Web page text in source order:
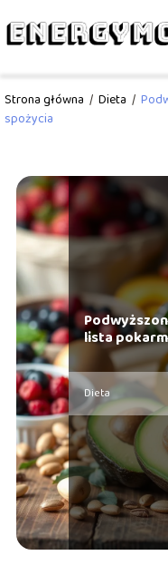
Strona główna / Dieta /
spożycia
lista
Dieta